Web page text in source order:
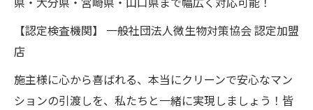
【認定検査機関】 一般社団法人微生物対策協会 認定加盟
店
施主様に心から喜ばれる、本当にクリーンで安心なマン
ションの引渡しを、私たちと一緒に実現しましょう！皆